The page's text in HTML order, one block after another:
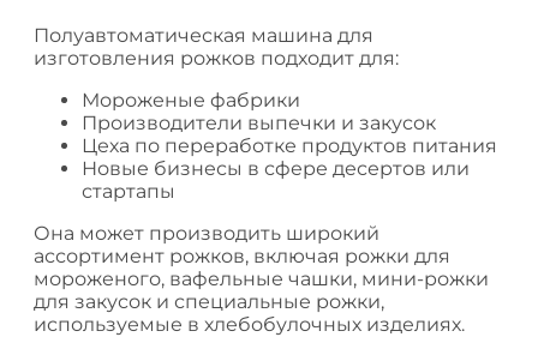
Полуавтоматическая машина для
изготовления рожков подходит для:
Мороженые фабрики
Производители выпечки и закусок
Цеха по переработке продуктов питания
Новые бизнесы в сфере десертов или
стартапы
Она может производить широкий
ассортимент рожков, включая рожки для
мороженого, вафельные чашки, мини-рожки
для закусок и специальные рожки,
используемые в хлебобулочных изделиях.